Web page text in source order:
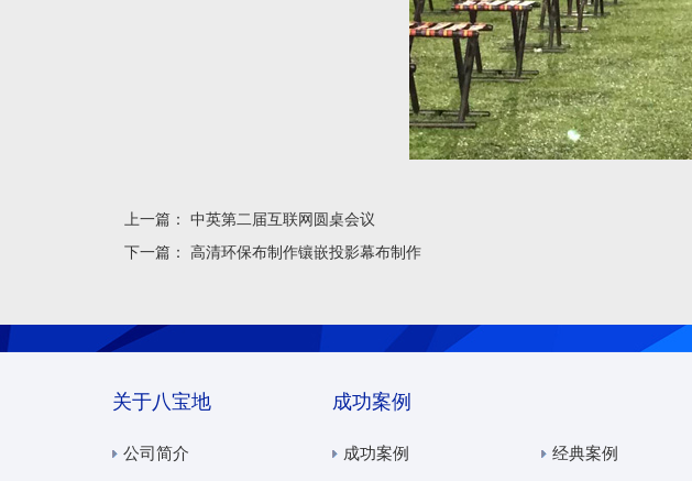
上一篇：
中英第二届互联网圆桌会议
下一篇：
高清环保布制作镶嵌投影幕布制作
关于八宝地
公司简介
成功案例
成功案例 经典案例